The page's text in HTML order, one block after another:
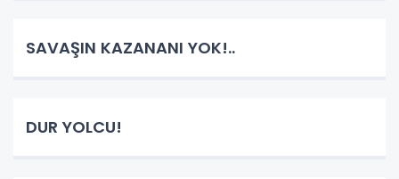
SAVAŞIN KAZANANI YOK!..
DUR YOLCU!